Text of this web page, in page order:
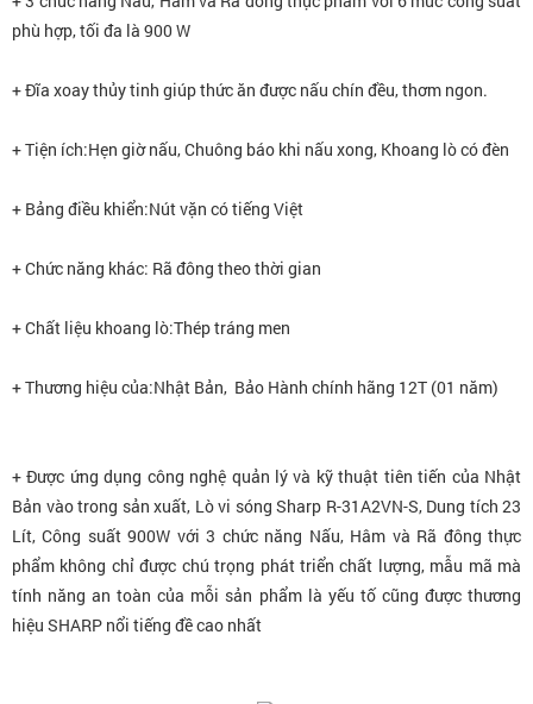
phù hợp, tối đa là 900 W
+ Đĩa xoay thủy tinh giúp thức ăn được nấu chín đều, thơm ngon.
+ Tiện ích:Hẹn giờ nấu, Chuông báo khi nấu xong, Khoang lò có đèn
+ Bảng điều khiển:Nút vặn có tiếng Việt
+ Chức năng khác: Rã đông theo thời gian
+ Chất liệu khoang lò:Thép tráng men
+ Thương hiệu của:Nhật Bản, Bảo Hành chính hãng 12T (01 năm)
+ Được ứng dụng công nghệ quản lý và kỹ thuật tiên tiến của Nhật
Bản vào trong sản xuất, Lò vi sóng Sharp R-31A2VN-S, Dung tích 23
Lít, Công suất 900W với 3 chức năng Nấu, Hâm và Rã đông thực
phẩm không chỉ được chú trọng phát triển chất lượng, mẫu mã mà
tính năng an toàn của mỗi sản phẩm là yếu tố cũng được thương
hiệu SHARP nổi tiếng đề cao nhất